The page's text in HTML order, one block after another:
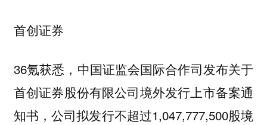
首创证券
36氪获悉，中国证监会国际合作司发布关于
首创证券股份有限公司境外发行上市备案通
知书，公司拟发行不超过1,047,777,500股境